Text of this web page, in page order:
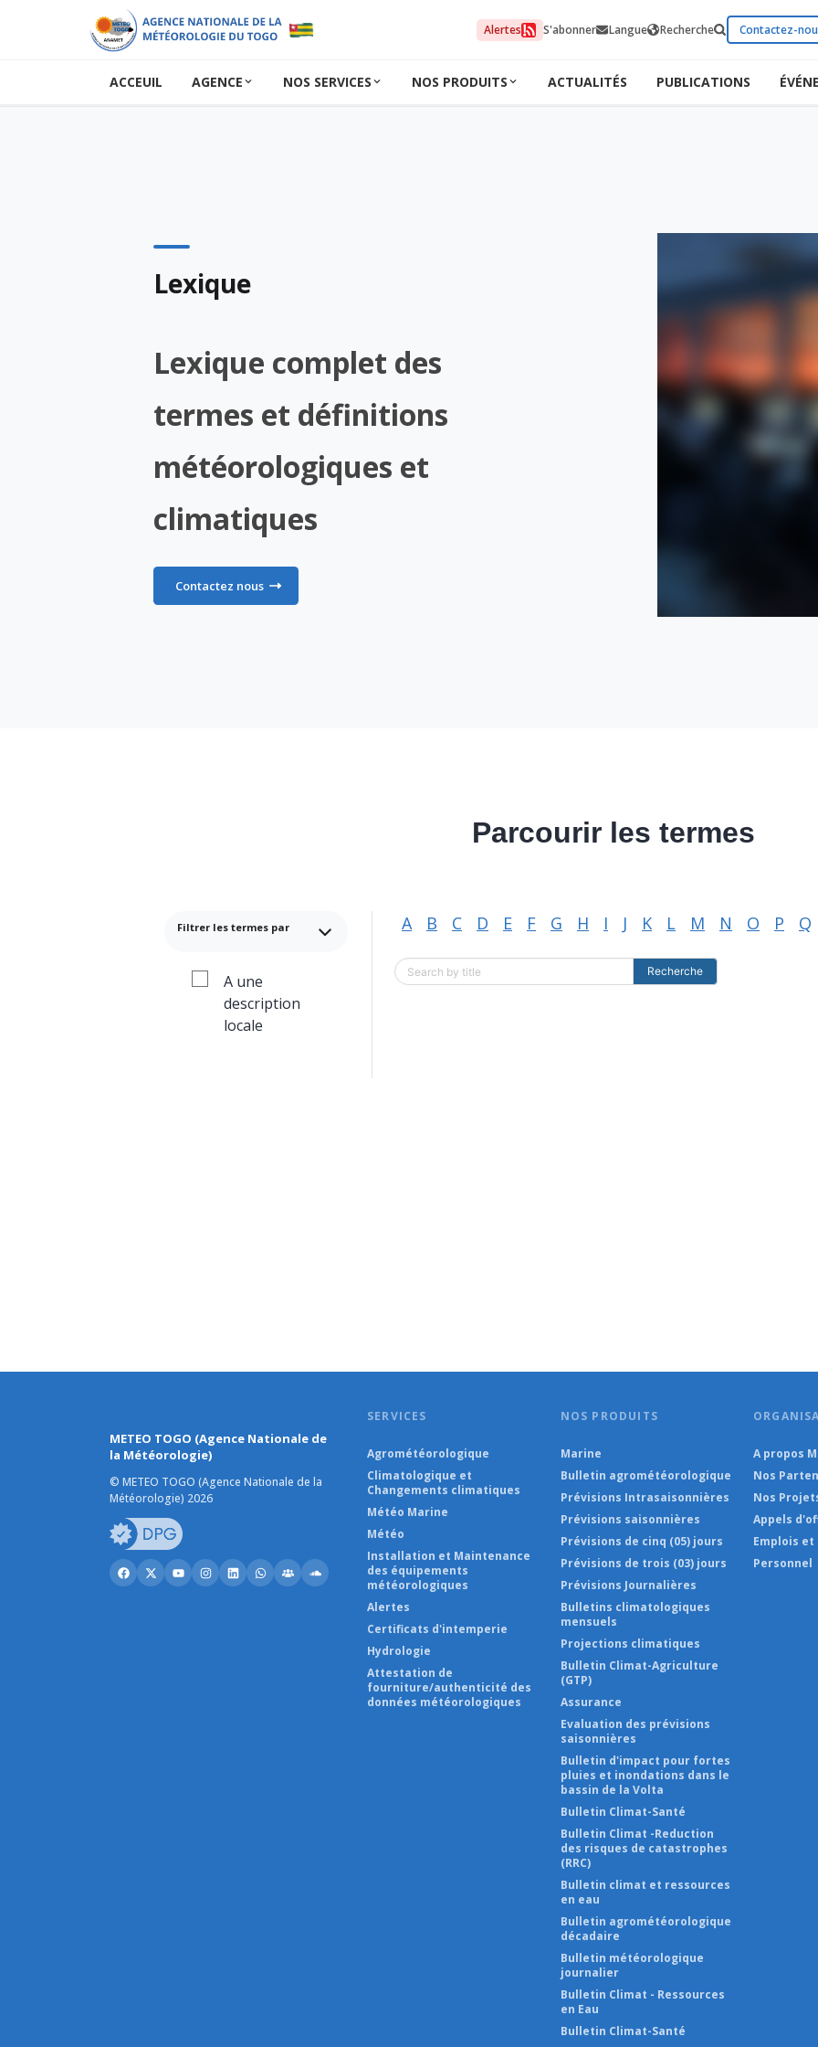
Alertes S'abonner Langue Recherche Contactez-
ACCEUIL AGENCE NOS SERVICES NOS PRODUITS ACTUALITÉS PUBLICATIONS
Lexique
Lexique complet des
termes et définitions
météorologiques et
climatiques
Contactez nous
Parcourir les termes
Filtrer les termes par
A une
description
locale
A B C D E F G H I J K L M N O P Q
Recherche
METEO TOGO (Agence Nationale de
la Météorologie)
© METEO TOGO (Agence Nationale de la
Météorologie) 2026
SERVICES
Agrométéorologique
Climatologique et
Changements climatiques
Météo Marine
Météo
Installation et Maintenance
des équipements
météorologiques
Alertes
Certificats d'intemperie
Hydrologie
Attestation de
fourniture/authenticité des
données météorologiques
NOS PRODUITS
Marine
Bulletin agrométéorologique
Prévisions Intrasaisonnières
Prévisions saisonnières
Prévisions de cinq (05) jours
Prévisions de trois (03) jours
Prévisions Journalières
Bulletins climatologiques
mensuels
Projections climatiques
Bulletin Climat-Agriculture
(GTP)
Assurance
Evaluation des prévisions
saisonnières
Bulletin d'impact pour fortes
pluies et inondations dans le
bassin de la Volta
Bulletin Climat-Santé
Bulletin Climat -Reduction
des risques de catastrophes
(RRC)
Bulletin climat et ressources
en eau
Bulletin agrométéorologique
décadaire
Bulletin météorologique
journalier
Bulletin Climat - Ressources
en Eau
Bulletin Climat-Santé
A propos
Nos
Nos
Appels
Emplois et
Personnel